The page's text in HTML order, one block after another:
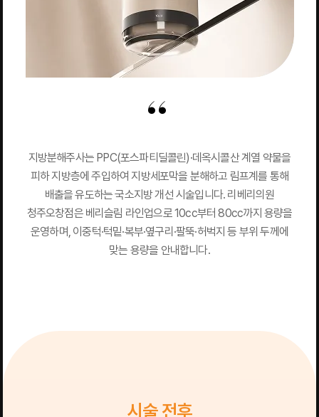
지방분해주사는 PPC(포스파티딜콜린)·데옥시콜산 계열 약물을
피하 지방층에 주입하여 지방세포막을 분해하고 림프계를 통해
배출을 유도하는 국소지방 개선 시술입니다. 리베리의원
청주오창점은 베리슬림 라인업으로 10cc부터 80cc까지 용량을
운영하며, 이중턱·턱밑·복부·옆구리·팔뚝·허벅지 등 부위 두께에
맞는 용량을 안내합니다.
시술 전후